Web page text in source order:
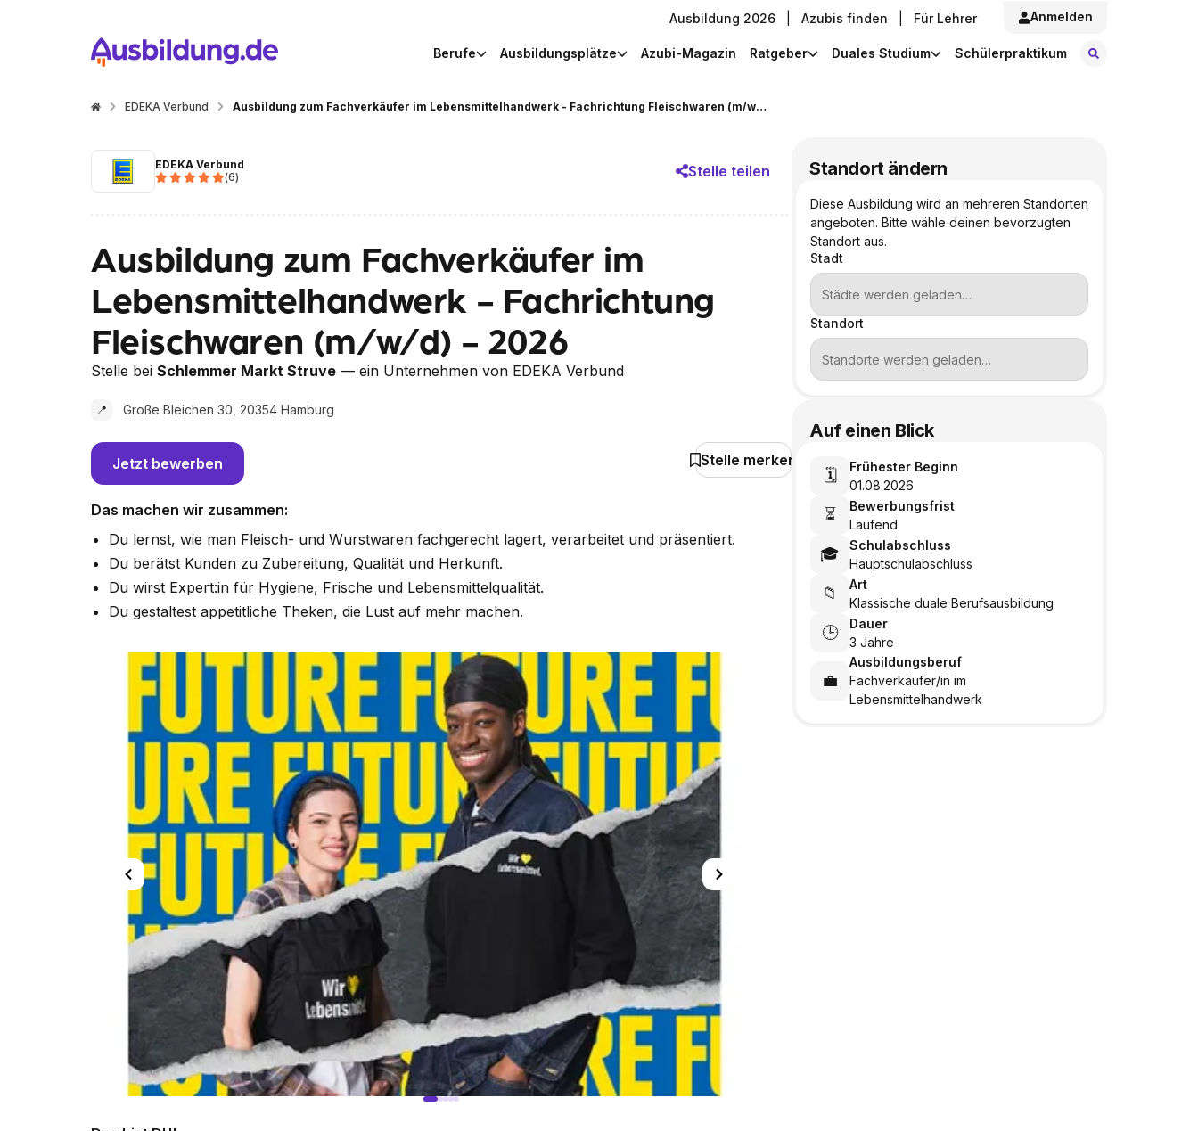
Ausbildung 2026 Azubis finden Für Lehrer Anmelden
Berufe Ausbildungsplätze Azubi-Magazin Ratgeber Duales Studium Schülerpraktikum
EDEKA Verbund Ausbildung zum Fachverkäufer im Lebensmittelhandwerk - Fachrichtung Fleischwaren (m/w/d) - 2026
EDEKA Verbund
(6) Stelle teilen
Ausbildung zum Fachverkäufer im
Lebensmittelhandwerk - Fachrichtung
Fleischwaren (m/w/d) - 2026
Stelle bei Schlemmer Markt Struve — ein Unternehmen von EDEKA Verbund
📍 Große Bleichen 30, 20354 Hamburg
Jetzt bewerben Stelle merken
Das machen wir zusammen:
Du lernst, wie man Fleisch- und Wurstwaren fachgerecht lagert, verarbeitet und präsentiert.
Du berätst Kunden zu Zubereitung, Qualität und Herkunft.
Du wirst Expert:in für Hygiene, Frische und Lebensmittelqualität.
Du gestaltest appetitliche Theken, die Lust auf mehr machen.
Standort ändern
Diese Ausbildung wird an mehreren Standorten
angeboten. Bitte wähle deinen bevorzugten
Standort aus.
Stadt
Standort
Auf einen Blick
🗓️
Frühester Beginn
01.08.2026
⏳
Bewerbungsfrist
Laufend
🎓
Schulabschluss
Hauptschulabschluss
📁
Art
Klassische duale Berufsausbildung
🕒
Dauer
3 Jahre
💼
Ausbildungsberuf
Fachverkäufer/in im
Lebensmittelhandwerk